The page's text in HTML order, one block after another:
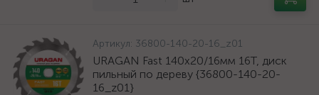
Артикул: 36800-140-20-16_z01
URAGAN Fast 140x20/16мм 16Т, диск
пильный по дереву {36800-140-20-
16_z01}